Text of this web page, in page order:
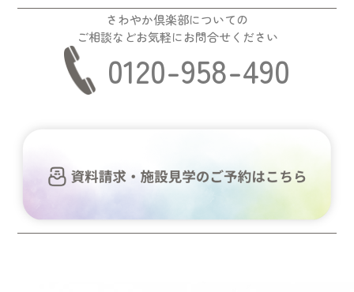
さわやか倶楽部についての
ご相談などお気軽にお問合せください
0120-958-490